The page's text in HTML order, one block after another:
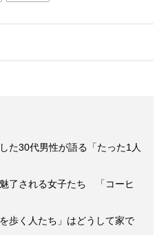
た30代男性が語る「たった1人
了される女子たち 「コーヒ
歩く人たち」はどうして家で